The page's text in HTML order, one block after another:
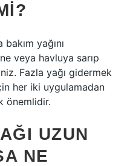
yağını
veya havluya sarıp
Fazla yağı gidermek
her iki uygulamadan
önemlidir.
UZUN
NE